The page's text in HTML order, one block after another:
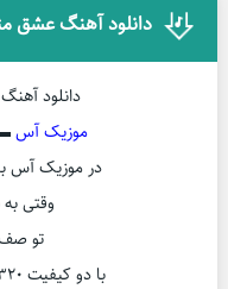
دانلود آهنگ عشق
دانلود
موزیک آس
در موزیک آس
وقتی
تو
با دو کیفیت ۳۲۰ و ۱۲۸ اکنون در موزیک آس